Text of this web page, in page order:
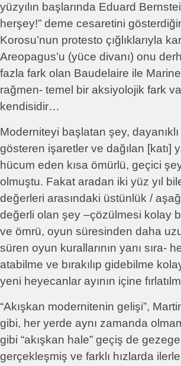
yüzyılın başlarında Eduard
herşey!” deme cesaretini
Korosu’nun protesto çığlıklarıyla
Areopagus’u (yüce divanı) onu
fazla fark olan Baudelaire ile
rağmen- temel bir aksiyolojik fark
kendisidir…
Moderniteyi başlatan şey, dayanıklı
gösteren işaretler ve dağılan [katı]
hücum eden kısa ömürlü, geçici
olmuştu. Fakat aradan iki yüz yıl
değerleri arasındaki üstünlük /
değerli olan şey –çözülmesi kolay
ve ömrü, oyun süresinden daha
süren oyun kurallarının yanı sıra-
atabilme ve bırakılıp gidebilme
yeni heyecanlar ayının içine
“Akışkan modernitenin gelişi”,
gibi, her yerde aynı zamanda
gibi “akışkan hale” geçiş de
gerçekleşmiş ve farklı hızlarda